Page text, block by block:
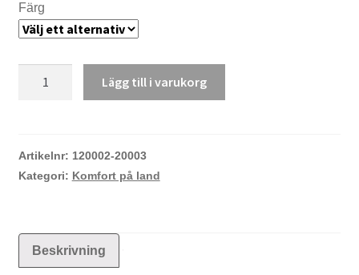
Färg
(re)
mängd
Lägg till i varukorg
Artikelnr: 120002-20003
Kategori: Komfort på land
Beskrivning